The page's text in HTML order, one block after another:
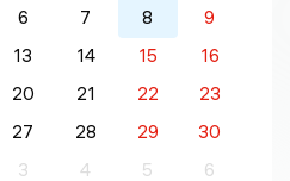
6 7 8
9
13 14 15
16
20 21 22
23
27 28 29
30
3 4 5 6